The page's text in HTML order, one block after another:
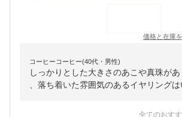
価格と在庫を
コーヒーコーヒー(40代・男性)
しっかりとした大きさのあこや真珠が
、落ち着いた雰囲気のあるイヤリングは
全てのおす